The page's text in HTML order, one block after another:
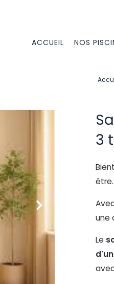
ACCUEIL NOS
Next
3
être.
une
Le